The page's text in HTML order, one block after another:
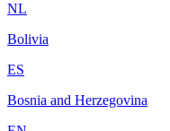
NL
Bolivia
ES
Bosnia and Herzegovina